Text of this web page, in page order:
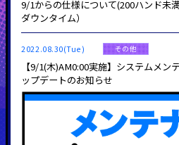
9/1からの仕様について(200ハンド未
ダウンタイム）
2022.08.30(Tue) その他
【9/1(木)AM0:00実施】システムメ
ップデートのお知らせ